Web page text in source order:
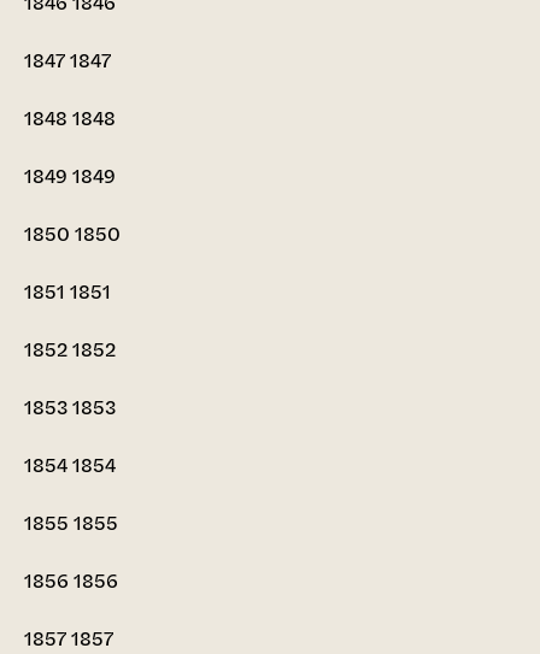
18471847
1848 1848
1849 1849
1850 1850
1851 1851
18521852
18531853
18541854
1855 1855
1856 1856
18571857